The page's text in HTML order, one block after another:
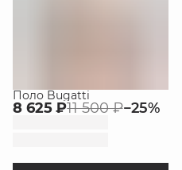
Поло Bugatti
8 625 ₽11 500 ₽−25%